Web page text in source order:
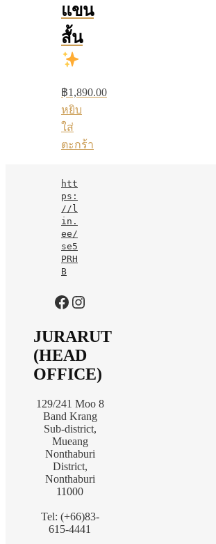
แขน
สั้น
฿1,890.00
หยิบ
ใส่
ตะกร้า
htt
ps:
//l
in.
ee/
se5
PRH
B
https://www.facebook.com/jurarutofficial?mibextid=LQQJ4d
Instagram
JURARUT
(HEAD
OFFICE)
129/241 Moo 8
Band Krang
Sub-district,
Mueang
Nonthaburi
District,
Nonthaburi
11000
Tel: (+66)83-
615-4441